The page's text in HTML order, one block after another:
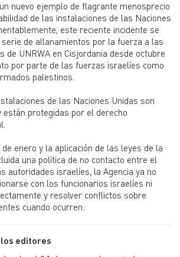
nuevo ejemplo de flagrante menosprecio
de las instalaciones de las Naciones
este reciente incidente se
de allanamientos por la fuerza a las
de UNRWA en Cisjordania desde octubre
por parte de las fuerzas israelíes como
palestinos.
de las Naciones Unidas son
están protegidas por el derecho
de enero y la aplicación de las leyes de la
una política de no contacto entre el
autoridades israelíes, la Agencia ya no
con los funcionarios israelíes ni
y resolver conflictos sobre
cuando ocurren.
los editores
número de refugiados registrados, la
de la pobreza, y los conflictos. Como
básicos y la mayoría de los
opera con un déficit grande.
emergencia y proyectos clave también
deficits pero se financian a través de
independientes.
la Asamblea General en 1949 y el
asistencia y protección a unos 5
de Palestina registrados en
de una solución justa a su difícil
servicios de UNRWA abarcan la educación,
y servicios sociales, la infraestructura y
campamentos, y las microfinanzas.
trabaja con el objetivo de apoyar los
de UNRWA y sensibilizar sobre